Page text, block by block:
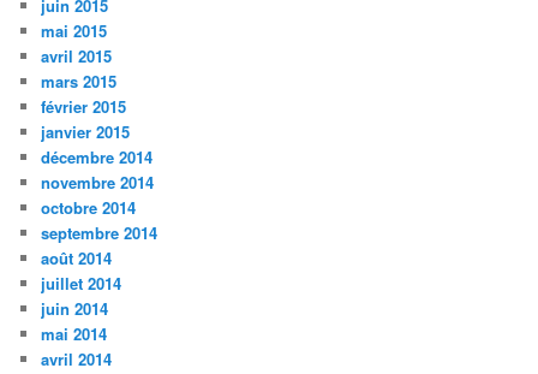
juin 2015
mai 2015
avril 2015
mars 2015
février 2015
janvier 2015
décembre 2014
novembre 2014
octobre 2014
septembre 2014
août 2014
juillet 2014
juin 2014
mai 2014
avril 2014